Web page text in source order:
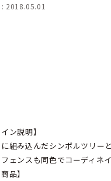
: 2018.05.01
イン説明】
組み込んだシンボルツリー
ェンスも同色でコーディネ
品】